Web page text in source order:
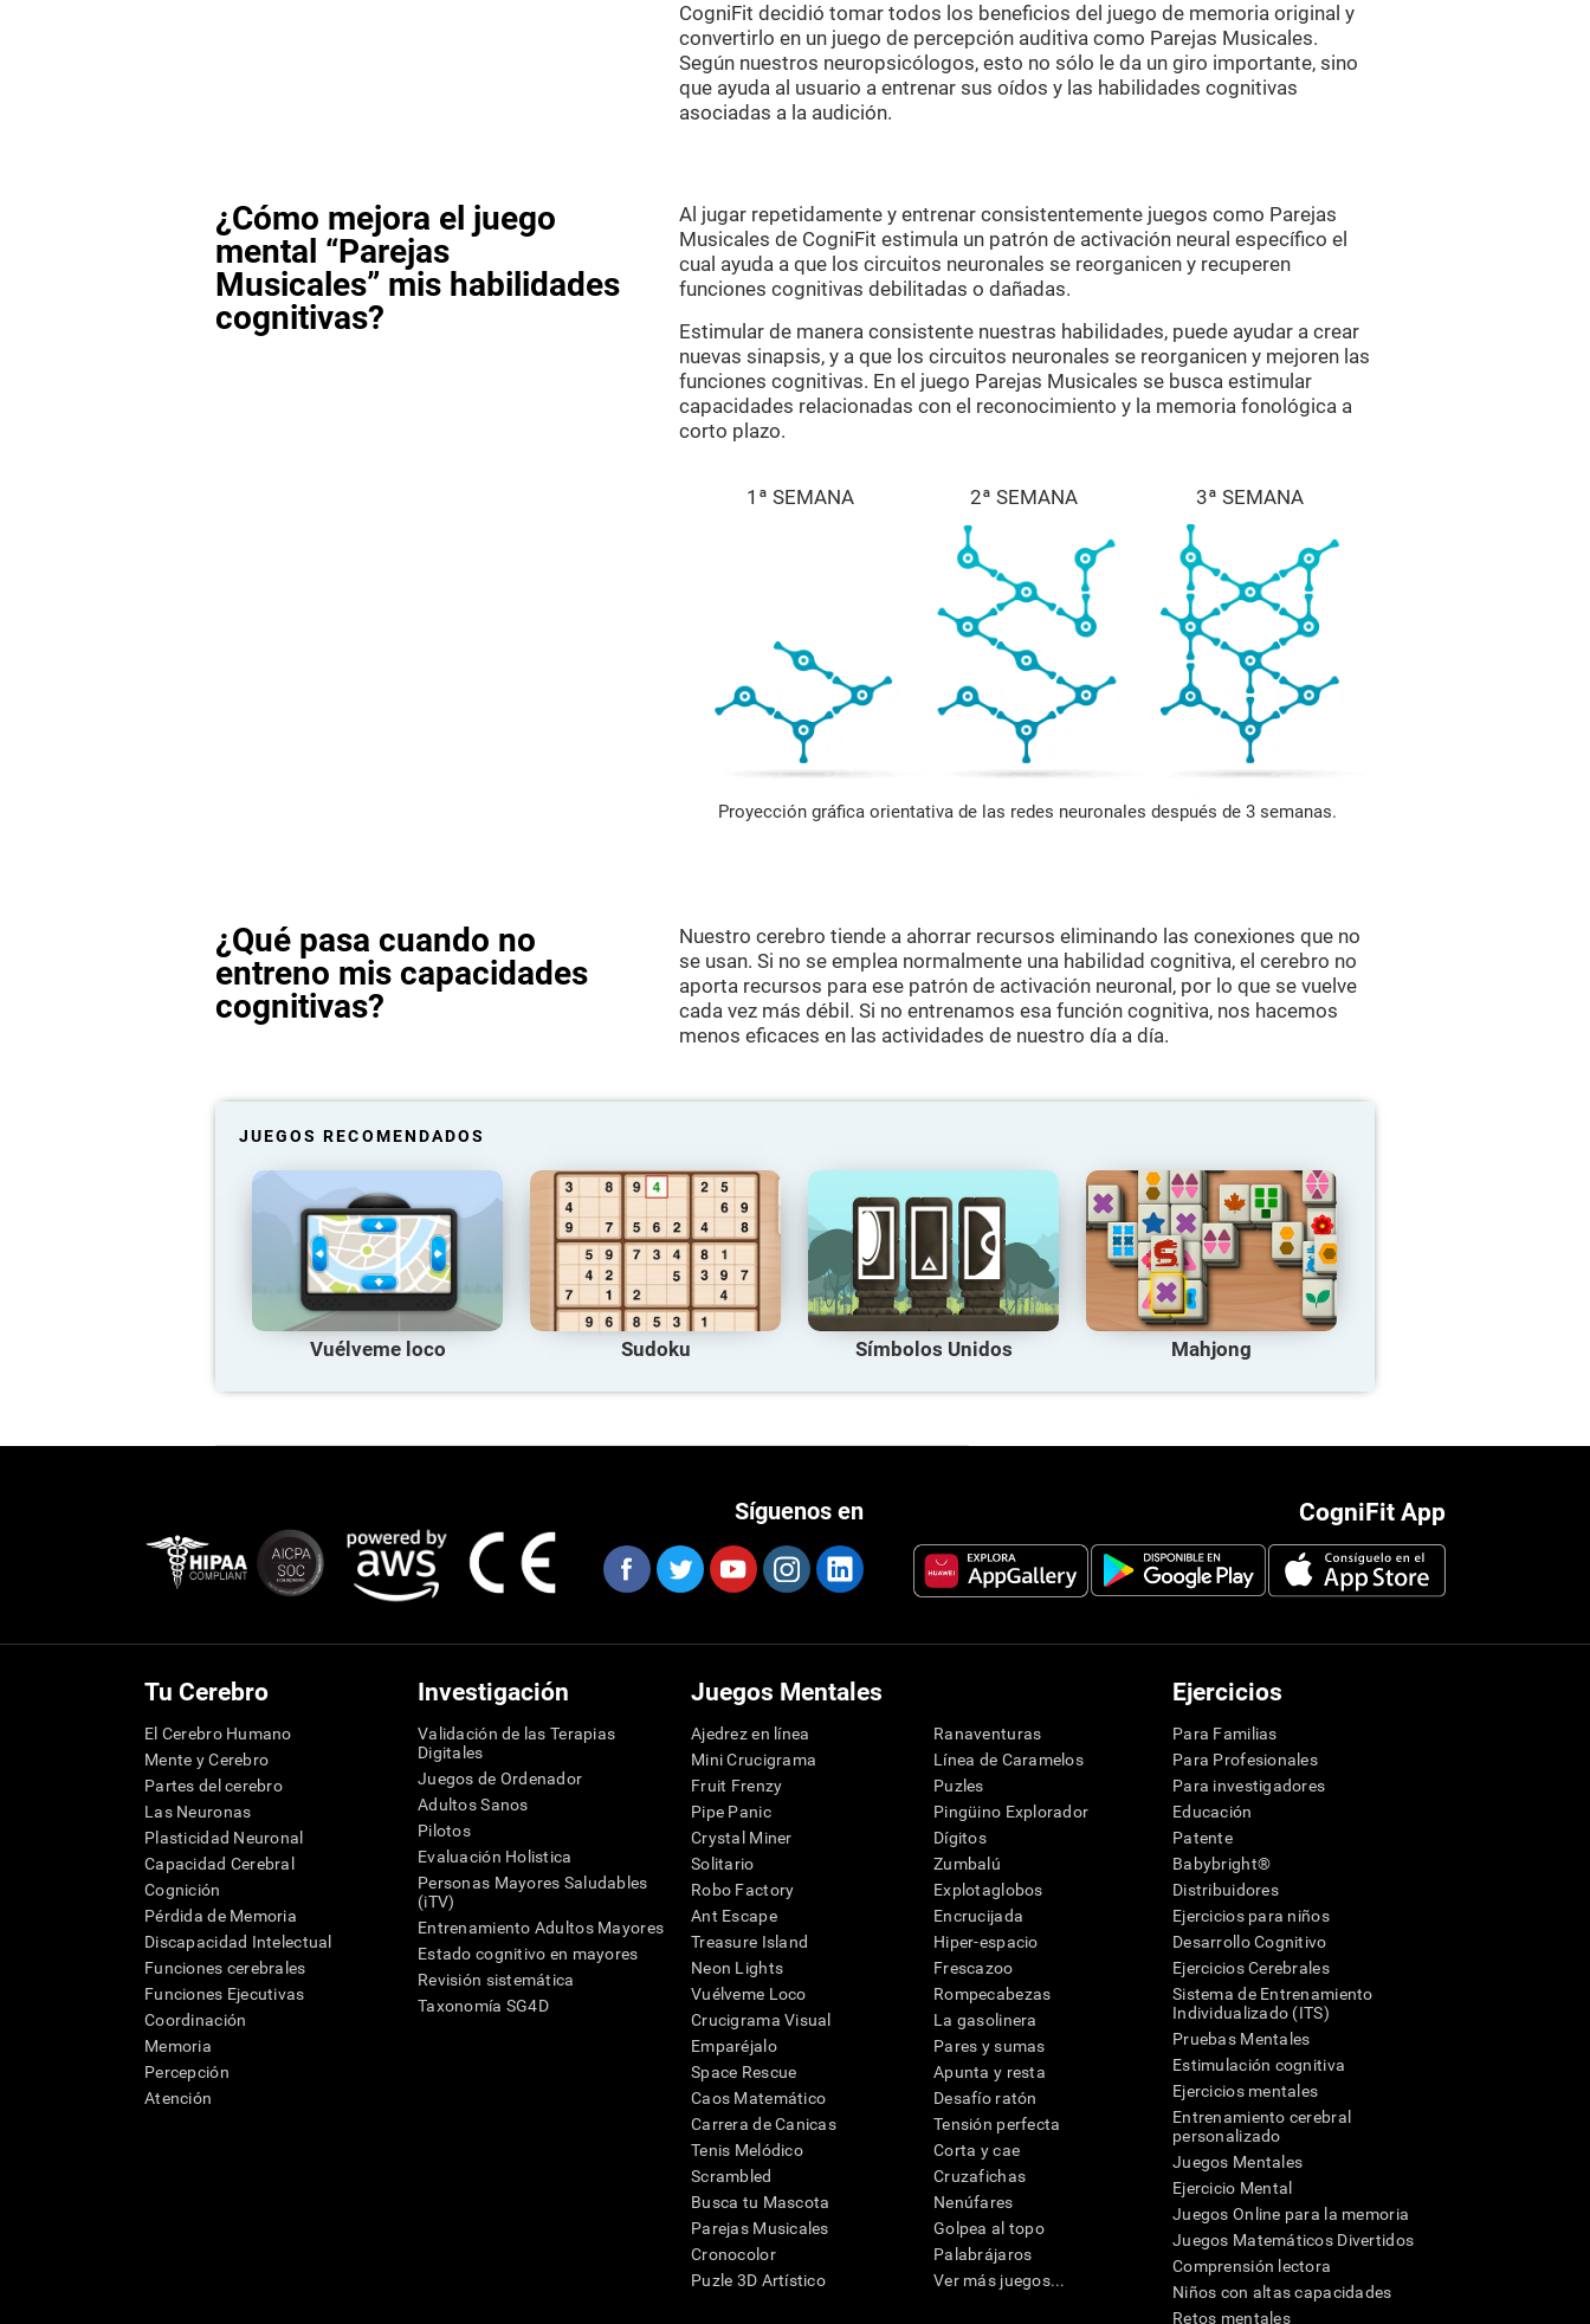
CogniFit decidió tomar todos los beneficios del juego de memoria original y
convertirlo en un juego de percepción auditiva como Parejas Musicales.
Según nuestros neuropsicólogos, esto no sólo le da un giro importante, sino
que ayuda al usuario a entrenar sus oídos y las habilidades cognitivas
asociadas a la audición.
¿Cómo mejora el juego
mental “Parejas
Musicales” mis habilidades
cognitivas?
Al jugar repetidamente y entrenar consistentemente juegos como Parejas
Musicales de CogniFit estimula un patrón de activación neural específico el
cual ayuda a que los circuitos neuronales se reorganicen y recuperen
funciones cognitivas debilitadas o dañadas.
Estimular de manera consistente nuestras habilidades, puede ayudar a crear
nuevas sinapsis, y a que los circuitos neuronales se reorganicen y mejoren las
funciones cognitivas. En el juego Parejas Musicales se busca estimular
capacidades relacionadas con el reconocimiento y la memoria fonológica a
corto plazo.
1ª SEMANA 2ª SEMANA 3ª SEMANA
Proyección gráfica orientativa de las redes neuronales después de 3 semanas.
¿Qué pasa cuando no
entreno mis capacidades
cognitivas?
Nuestro cerebro tiende a ahorrar recursos eliminando las conexiones que no
se usan. Si no se emplea normalmente una habilidad cognitiva, el cerebro no
aporta recursos para ese patrón de activación neuronal, por lo que se vuelve
cada vez más débil. Si no entrenamos esa función cognitiva, nos hacemos
menos eficaces en las actividades de nuestro día a día.
JUEGOS RECOMENDADOS
Vuélveme loco Sudoku Símbolos Unidos Mahjong
CogniFit App
Síguenos en
Tu Cerebro
El Cerebro Humano
Mente y Cerebro
Partes del cerebro
Las Neuronas
Plasticidad Neuronal
Capacidad Cerebral
Cognición
Pérdida de Memoria
Discapacidad Intelectual
Funciones cerebrales
Funciones Ejecutivas
Coordinación
Memoria
Percepción
Atención
Investigación
Validación de las Terapias
Digitales
Juegos de Ordenador
Adultos Sanos
Pilotos
Evaluación Holistica
Personas Mayores Saludables
(iTV)
Entrenamiento Adultos Mayores
Estado cognitivo en mayores
Revisión sistemática
Taxonomía SG4D
Juegos Mentales
Ajedrez en línea
Mini Crucigrama
Fruit Frenzy
Pipe Panic
Crystal Miner
Solitario
Robo Factory
Ant Escape
Treasure Island
Neon Lights
Vuélveme Loco
Crucigrama Visual
Emparéjalo
Space Rescue
Caos Matemático
Carrera de Canicas
Tenis Melódico
Scrambled
Busca tu Mascota
Parejas Musicales
Cronocolor
Puzle 3D Artístico
Ranaventuras
Línea de Caramelos
Puzles
Pingüino Explorador
Dígitos
Zumbalú
Explotaglobos
Encrucijada
Hiper-espacio
Frescazoo
Rompecabezas
La gasolinera
Pares y sumas
Apunta y resta
Desafío ratón
Tensión perfecta
Corta y cae
Cruzafichas
Nenúfares
Golpea al topo
Palabrájaros
Ver más juegos...
Ejercicios
Para Familias
Para Profesionales
Para investigadores
Educación
Patente
Babybright®
Distribuidores
Ejercicios para niños
Desarrollo Cognitivo
Ejercicios Cerebrales
Sistema de Entrenamiento
Individualizado (ITS)
Pruebas Mentales
Estimulación cognitiva
Ejercicios mentales
Entrenamiento cerebral
personalizado
Juegos Mentales
Ejercicio Mental
Juegos Online para la memoria
Juegos Matemáticos Divertidos
Comprensión lectora
Niños con altas capacidades
Retos mentales